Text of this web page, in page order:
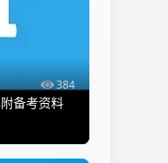
384
备考资料